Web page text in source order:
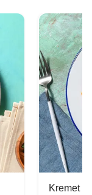
Kremet